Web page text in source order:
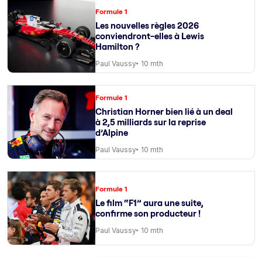
Formule 1
Les nouvelles règles 2026
conviendront-elles à Lewis
Hamilton ?
Paul Vaussy 10 mth
Formule 1
Christian Horner bien lié à un deal
à 2,5 milliards sur la reprise
d’Alpine
Paul Vaussy 10 mth
Formule 1
Le film “F1” aura une suite,
confirme son producteur !
Paul Vaussy 10 mth